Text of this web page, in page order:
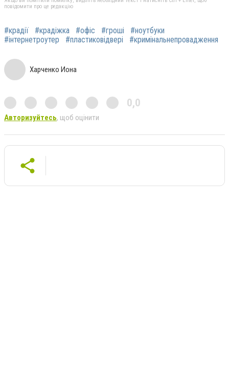
повідомити про це редакцію
#крадії #крадіжка #офіс #гроші
#ноутбуки
#інтернетроутер
#пластиковідвері #кримінальнепровадження
Харченко Иона
0,0
Авторизуйтесь, щоб оцінити